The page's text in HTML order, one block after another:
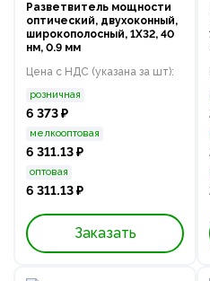
Разветвитель мощности
оптический, двухоконный,
широкополосный, 1Х32, 40
нм, 0.9 мм
Цена с НДС (указана за шт):
розничная
6 373 ₽
мелкооптовая
6 311.13 ₽
оптовая
6 311.13 ₽
Заказать